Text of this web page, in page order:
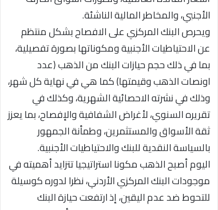
الأجنبي، والمخاطر المالية الناشئة.
ويحرص البنك المركزي على الافصاح بشكل منتظم
عن الاحتياطيات الأجنبية ومكوناتها بصورة تفصيلية،
بما في ذلك حجم حيازات البنك من الذهب (عدد
اونصات الذهب وقيمتها) كما هي في نهاية كل شهر،
وذلك في نشرته الاحصائية الشهرية، وكذلك في
تقريره السنوي، لأغراض الشفافية والإفصاح، بما يعزز
ثقة الأسواق والمستثمرين، وطمأنة الجمهور
بالسياسة النقدية للبنك والاحتياطيات الأجنبية.
اليوم أصبح الذهب مكونا استراتيجيا تتزايد أهميته في
موجودات البنك المركزي الأردني، نظرا لدوره كوسيلة
للتحوط ضد عدم اليقين، إذ ارتفعت حيازة البنك